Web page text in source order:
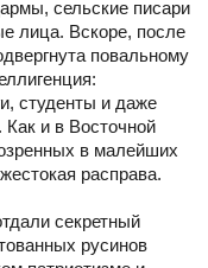
сельские писари
лица. Вскоре, после
повальному
студенты и даже
Как и в Восточной
в малейших
расправа.
секретный
русинов